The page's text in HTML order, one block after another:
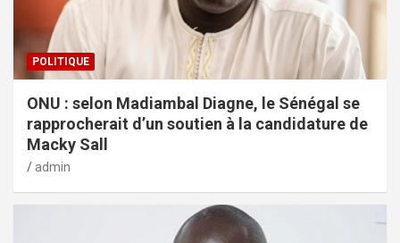
POLITIQUE
ONU : selon Madiambal Diagne, le Sénégal se
rapprocherait d’un soutien à la candidature de
Macky Sall
admin